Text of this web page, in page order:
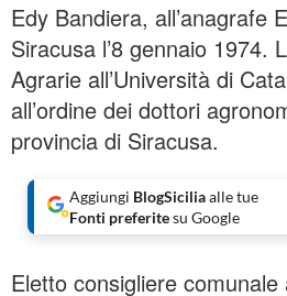
Edy Bandiera, all’anagrafe
Siracusa l’8 gennaio 1974.
Agrarie all’Università di
all’ordine dei dottori
provincia di Siracusa.
Aggiungi BlogSiciliaalle tue
Fonti preferitesu Google
Eletto consigliere